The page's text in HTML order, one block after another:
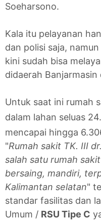
Soeharsono.
Kala itu pelayanan
dan polisi saja,
kini sudah bisa
didaerah
Untuk saat ini rumah
dalam lahan seluas
mencapai hingga
"Rumah sakit TK. III
salah satu rumah
bersaing, mandiri,
Kalimantan selatan"
standar fasilitas dan
Umum / RSU Tipe C